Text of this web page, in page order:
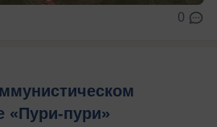
0
«Пури-пури»